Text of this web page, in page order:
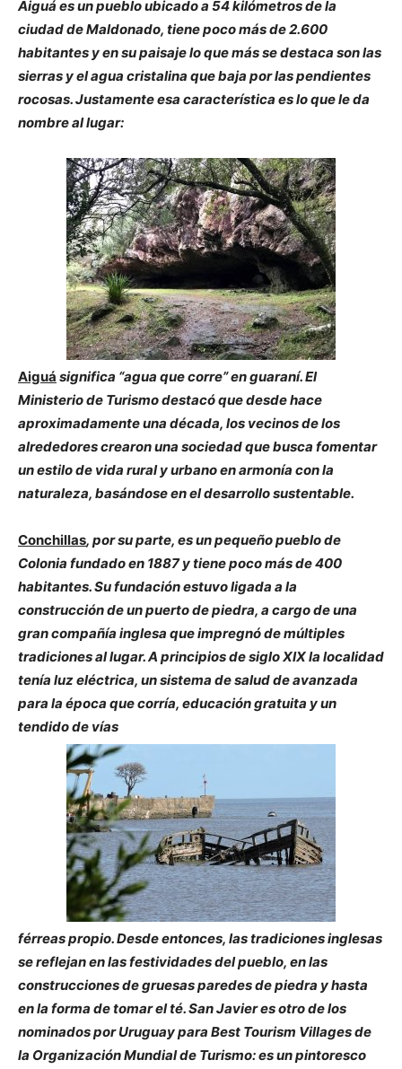
Aiguá es un pueblo ubicado a 54 kilómetros de la
ciudad de Maldonado, tiene poco más de 2.600
habitantes y en su paisaje lo que más se destaca son las
sierras y el agua cristalina que baja por las pendientes
rocosas. Justamente esa característica es lo que le da
nombre al lugar:
Aiguá significa “agua que corre” en guaraní. El
Ministerio de Turismo destacó que desde hace
aproximadamente una década, los vecinos de los
alrededores crearon una sociedad que busca fomentar
un estilo de vida rural y urbano en armonía con la
naturaleza, basándose en el desarrollo sustentable.
Conchillas, por su parte, es un pequeño pueblo de
Colonia fundado en 1887 y tiene poco más de 400
habitantes. Su fundación estuvo ligada a la
construcción de un puerto de piedra, a cargo de una
gran compañía inglesa que impregnó de múltiples
tradiciones al lugar. A principios de siglo XIX la localidad
tenía luz eléctrica, un sistema de salud de avanzada
para la época que corría, educación gratuita y un
tendido de vías
férreas propio. Desde entonces, las tradiciones inglesas
se reflejan en las festividades del pueblo, en las
construcciones de gruesas paredes de piedra y hasta
en la forma de tomar el té. San Javier es otro de los
nominados por Uruguay para Best Tourism Villages de
la Organización Mundial de Turismo: es un pintoresco